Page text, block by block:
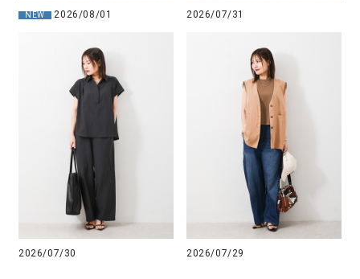
NEW 2026/08/01 2026/07/31
2026/07/30 2026/07/29